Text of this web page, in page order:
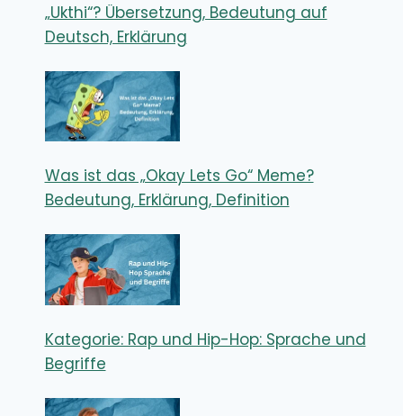
„Ukthi“? Übersetzung, Bedeutung auf
Deutsch, Erklärung
Was ist das „Okay Lets Go“ Meme?
Bedeutung, Erklärung, Definition
Kategorie: Rap und Hip-Hop: Sprache und
Begriffe